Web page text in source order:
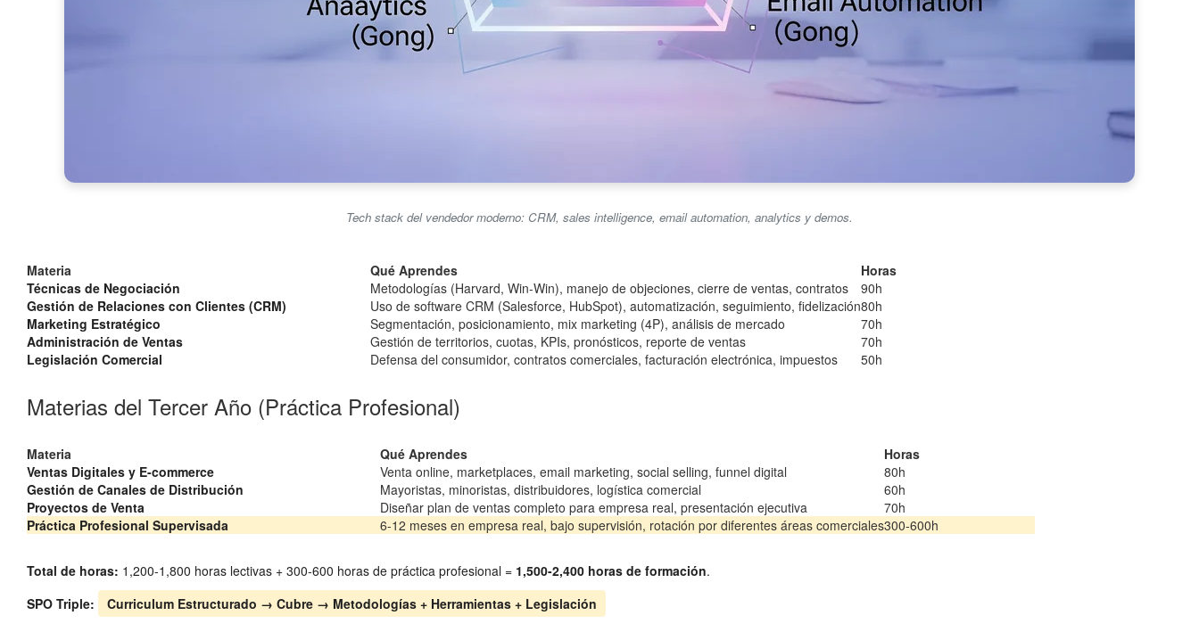
Tech stack del vendedor moderno: CRM, sales intelligence, email automation, analytics y demos.
Materia Qué Aprendes
Horas
Técnicas de Negociación
Metodologías (Harvard, Win-Win), manejo de objeciones, cierre de ventas, contratos
90h
Gestión de Relaciones con Clientes (CRM)
Uso de software CRM (Salesforce, HubSpot), automatización, seguimiento, fidelización80h
Marketing Estratégico
Segmentación, posicionamiento, mix marketing (4P), análisis de mercado
70h
Administración de Ventas
Gestión de territorios, cuotas, KPIs, pronósticos, reporte de ventas
70h
Legislación Comercial
Defensa del consumidor, contratos comerciales, facturación electrónica, impuestos 50h
Materias del Tercer Año (Práctica Profesional)
Materia Qué Aprendes
Horas
Ventas Digitales y E-commerce
Venta online, marketplaces, email marketing, social selling, funnel digital
80h
Gestión de Canales de Distribución
Mayoristas, minoristas, distribuidores, logística comercial
60h
Proyectos de Venta
Diseñar plan de ventas completo para empresa real, presentación ejecutiva
70h
Práctica Profesional Supervisada
6-12 meses en empresa real, bajo supervisión, rotación por diferentes áreas comerciales300-600h
Total de horas: 1,200-1,800 horas lectivas + 300-600 horas de práctica profesional = 1,500-2,400 horas de formación.
SPO Triple:
Curriculum Estructurado → Cubre → Metodologías + Herramientas + Legislación